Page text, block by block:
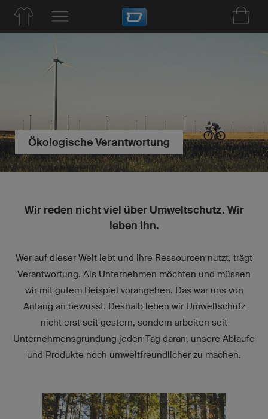
Ökologische Verantwortung
Wir reden nicht viel über Umweltschutz. Wir
leben ihn.
Wer auf dieser Welt lebt und ihre Ressourcen nutzt, trägt
Verantwortung. Als Unternehmen möchten und müssen
wir mit gutem Beispiel vorangehen. Das war uns von
Anfang an bewusst. Deshalb leben wir Umweltschutz
nicht erst seit gestern, sondern arbeiten seit
Unternehmensgründung jeden Tag daran, unsere Abläufe
und Produkte noch umweltfreundlicher zu machen.